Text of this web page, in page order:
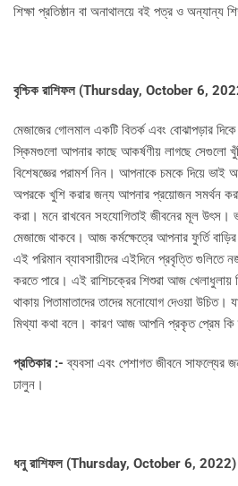
শিক্ষা প্রতিষ্ঠান বা অনাথালয়ে বই পত্র ও অন্যান্য
বৃশ্চিক রাশিফল (Thursday, October 6,
মেজাজের গোলমাল একটি বিতর্ক এবং বোঝাপড়ার
স্কিমগুলো আপনার কাছে আকর্ষণীয় লাগছে সেগুলো
বিশেষজ্ঞের পরামর্শ নিন। আপনাকে চমকে দিয়ে
অপরকে খুশি করার জন্য আপনার প্রয়োজন সমর্থন
করা। মনে রাখবেন সহযোগিতাই জীবনের মূল উৎস।
মেজাজে থাকবে। আজ কর্মক্ষেত্রে আপনার ফুর্তি
এই পরিমান ব্যাবসায়ীদের এইদিনে প্রবৃত্তি গুলিতে
করতে পারে। এই রাশিচক্রের শিশুরা আজ খেলাধুলায়
থাকায় পিতামাতাদের তাদের মনোযোগ দেওয়া উচিত।
মিথ্যা কথা বলে। কারণ আজ আপনি প্রকৃত প্রেম কি
প্রতিকার :- ব্যবসা এবং পেশাগত জীবনে সাফল্যের
ঢালুন।
ধনু রাশিফল (Thursday, October 6, 2022)